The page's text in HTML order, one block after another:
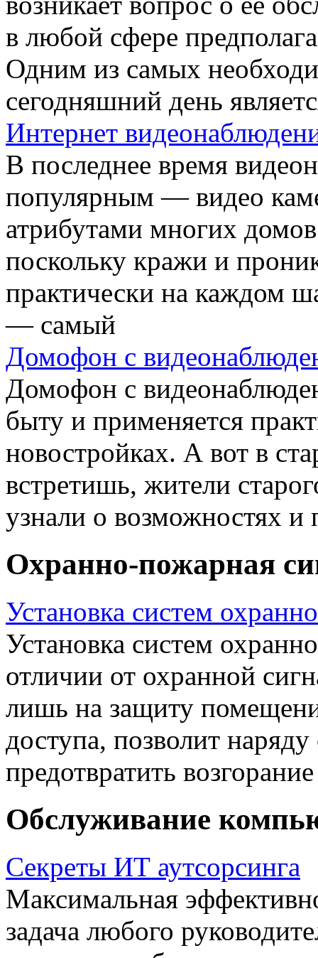
в любой сфере
Одним из самых
сегодняшний день
Интернет
В последнее время
популярным — видео
атрибутами многих
поскольку кражи и
практически на каждом
— самый
Домофон с
Домофон с
быту и применяется
новостройках. А вот в
встретишь, жители
узнали о возможностях и
Охранно-пожарная
Установка систем
Установка систем
отличии от охранной
лишь на защиту
доступа, позволит
предотвратить
Обслуживание
Секреты ИТ аутсорсинга
Максимальная
задача любого